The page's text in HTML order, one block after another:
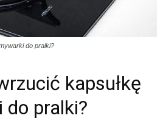
do pralki?
kapsułkę
do pralki?